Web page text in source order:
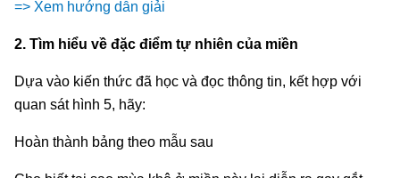
=> Xem hướng dẫn giải
2. Tìm hiểu về đặc điểm tự nhiên của miền
Dựa vào kiến thức đã học và đọc thông tin, kết hợp với
quan sát hình 5, hãy:
Hoàn thành bảng theo mẫu sau